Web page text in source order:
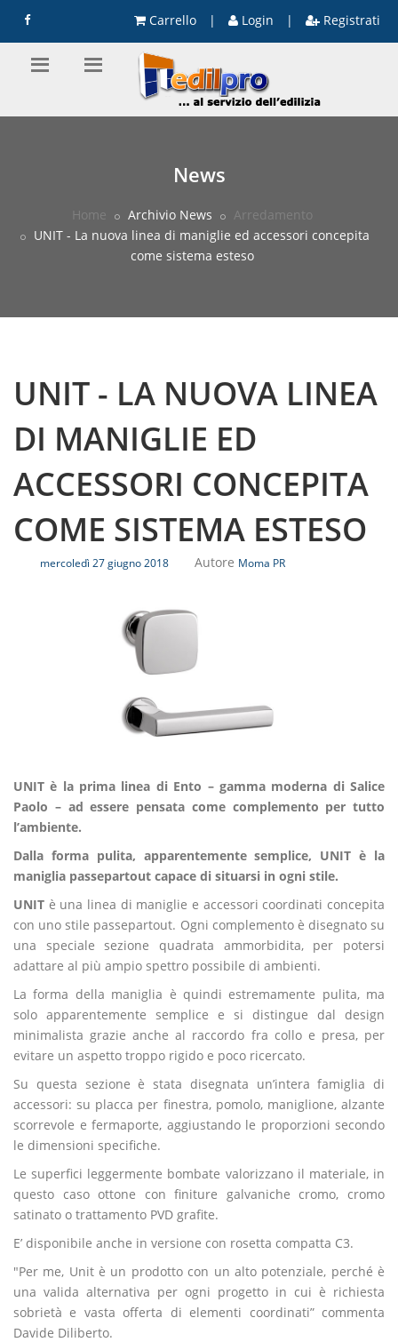
Carrello | Login | Registrati
News
Home Archivio News
Arredamento
UNIT - La nuova linea di maniglie ed accessori concepita
come sistema esteso
UNIT - LA NUOVA LINEA
DI MANIGLIE ED
ACCESSORI CONCEPITA
COME SISTEMA ESTESO
mercoledì 27 giugno 2018 Autore Moma PR
UNIT è la prima linea di Ento – gamma moderna di Salice
Paolo – ad essere pensata come complemento per tutto
l’ambiente.
Dalla forma pulita, apparentemente semplice, UNIT è la
maniglia passepartout capace di situarsi in ogni stile.
UNIT è una linea di maniglie e accessori coordinati concepita
con uno stile passepartout. Ogni complemento è disegnato su
una speciale sezione quadrata ammorbidita, per potersi
adattare al più ampio spettro possibile di ambienti.
La forma della maniglia è quindi estremamente pulita, ma
solo apparentemente semplice e si distingue dal design
minimalista grazie anche al raccordo fra collo e presa, per
evitare un aspetto troppo rigido e poco ricercato.
Su questa sezione è stata disegnata un’intera famiglia di
accessori: su placca per finestra, pomolo, maniglione, alzante
scorrevole e fermaporte, aggiustando le proporzioni secondo
le dimensioni specifiche.
Le superfici leggermente bombate valorizzano il materiale, in
questo caso ottone con finiture galvaniche cromo, cromo
satinato o trattamento PVD grafite.
E’ disponibile anche in versione con rosetta compatta C3.
"Per me, Unit è un prodotto con un alto potenziale, perché è
una valida alternativa per ogni progetto in cui è richiesta
sobrietà e vasta offerta di elementi coordinati” commenta
Davide Diliberto.